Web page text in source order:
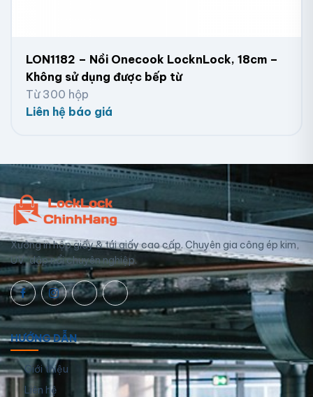
LON1182 – Nồi Onecook LocknLock, 18cm –
Không sử dụng được bếp từ
Từ 300 hộp
Liên hệ báo giá
Xưởng in hộp giấy & túi giấy cao cấp. Chuyên gia công ép kim,
UV, dập nổi chuyên nghiệp.
HƯỚNG DẪN
Giới thiệu
Liên hệ